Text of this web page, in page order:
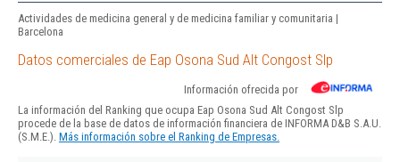
Actividades de medicina general y de medicina familiar y comunitaria |
Barcelona
Datos comerciales de Eap Osona Sud Alt Congost Slp
Información ofrecida por
La información del Ranking que ocupa Eap Osona Sud Alt Congost Slp
procede de la base de datos de información financiera de INFORMA D&B S.A.U.
(S.M.E.). Más información sobre el Ranking de Empresas.